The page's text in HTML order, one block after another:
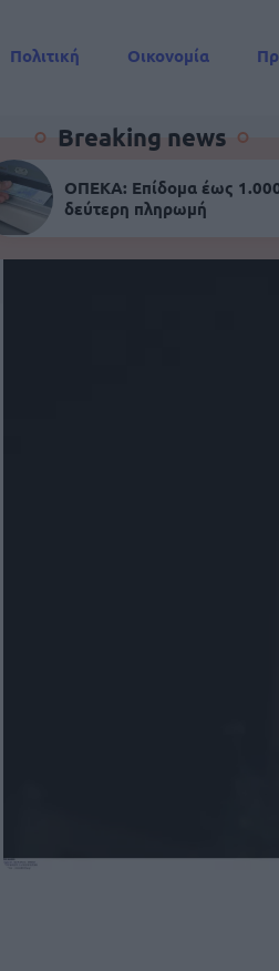
Πολιτική Οικονομία
Breaking news
ΟΠΕΚΑ: Επίδομα έως
δεύτερη πληρωμή